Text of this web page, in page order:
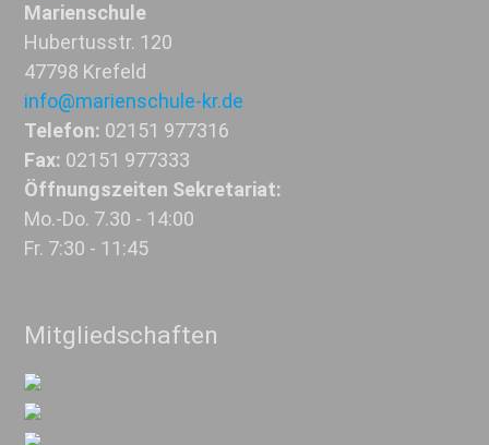
Marienschule
Hubertusstr. 120
47798 Krefeld
info@marienschule-kr.de
Telefon: 02151 977316
Fax: 02151 977333
Öffnungszeiten Sekretariat:
Mo.-Do. 7.30 - 14:00
Fr. 7:30 - 11:45
Mitgliedschaften